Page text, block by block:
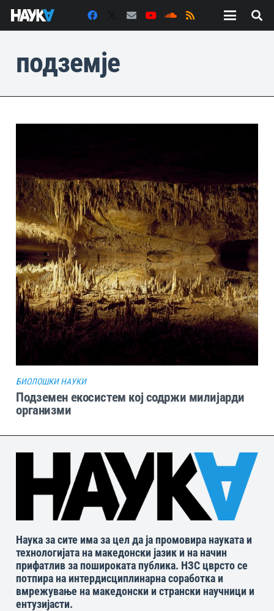
подземје
БИОЛОШКИ НАУКИ
Подземен екосистем кој содржи милијарди
организми
Наука за сите има за цел да ја промовира науката и
технологијата на македонски јазик и на начин
прифатлив за пошироката публика. НЗС цврсто се
потпира на интердисциплинарна соработка и
вмрежување на македонски и странски научници и
ентузијасти.